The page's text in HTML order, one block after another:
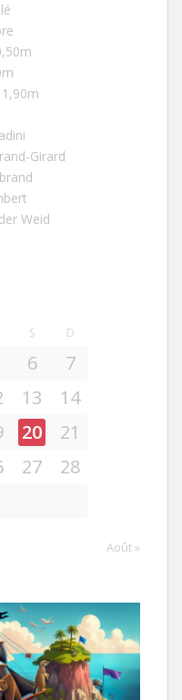
Girard
Weid
S D
6
7
13
14
20
21
27
28
Août »